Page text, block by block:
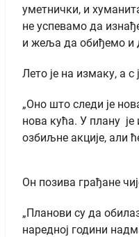
уметнички, и
не успевамо да
и жеља да обиђемо и
Лето је на измаку, а
„Оно што следи је
нова кућа. У плану је
озбиљне акције, али
Он позива грађане
„Планови су да
наредној години